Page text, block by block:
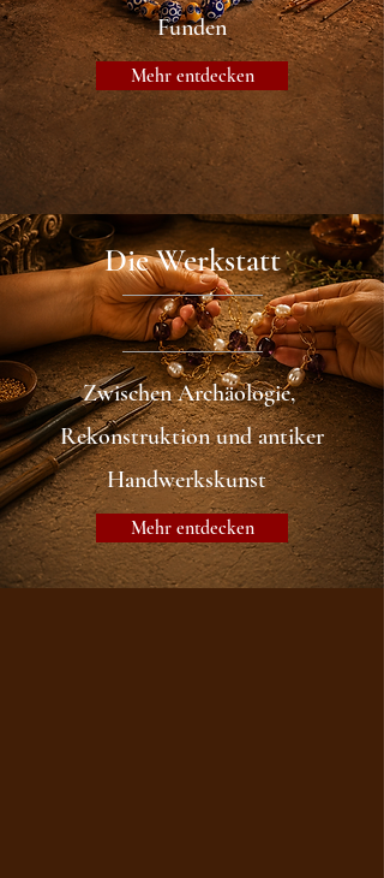
Funden
Mehr entdecken
Die Werkstatt
Zwischen Archäologie,
Rekonstruktion und antiker
Handwerkskunst
Mehr entdecken